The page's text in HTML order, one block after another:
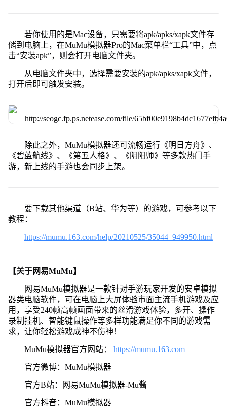
若你使用的是Mac设备，只需要将apk/apks/xapk文件存
储到电脑上，在MuMu模拟器Pro的Mac菜单栏“工具”中，点
击“安装apk”，则会打开电脑文件夹。
从电脑文件夹中，选择需要安装的apk/apks/xapk文件，
打开后即可触发安装。
除此之外，MuMu模拟器还可流畅运行《明日方舟》、
《碧蓝航线》、《第五人格》、《阴阳师》等多款热门手
游，新上线的手游也会同步上架。
要下载其他渠道（B站、华为等）的游戏，可参考以下
教程：
https://mumu.163.com/help/20210525/35044_949950.html
【关于网易MuMu】
网易MuMu模拟器是一款针对手游玩家开发的安卓模拟
器类电脑软件，可在电脑上大屏体验市面主流手机游戏及应
用，享受240帧高帧画面带来的丝滑游戏体验，多开、操作
录制挂机、智能键鼠操作等多样功能满足你不同的游戏需
求，让你轻松游戏成神不伤神！
MuMu模拟器官方网站： https://mumu.163.com
官方微博：MuMu模拟器
官方B站：网易MuMu模拟器-Mu酱
官方抖音：MuMu模拟器